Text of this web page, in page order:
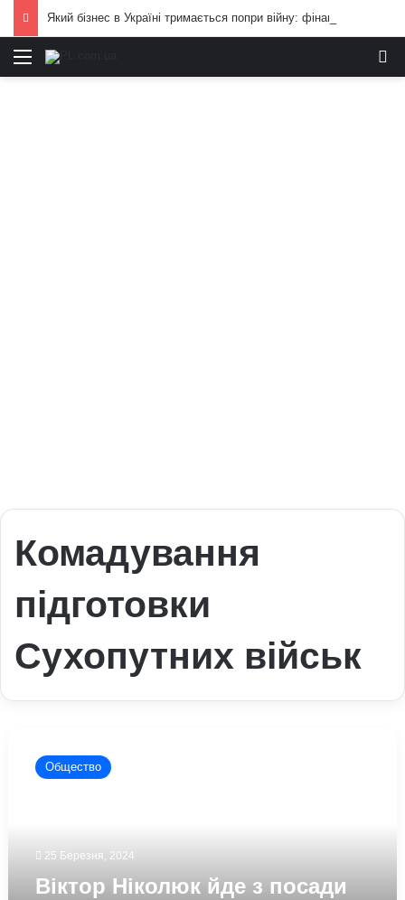
Меню
Комадування
підготовки
Сухопутних військ
Ніколюк
Командування
Сухопутних
Общество
25 Березня, 2024
Віктор Ніколюк йде з посади